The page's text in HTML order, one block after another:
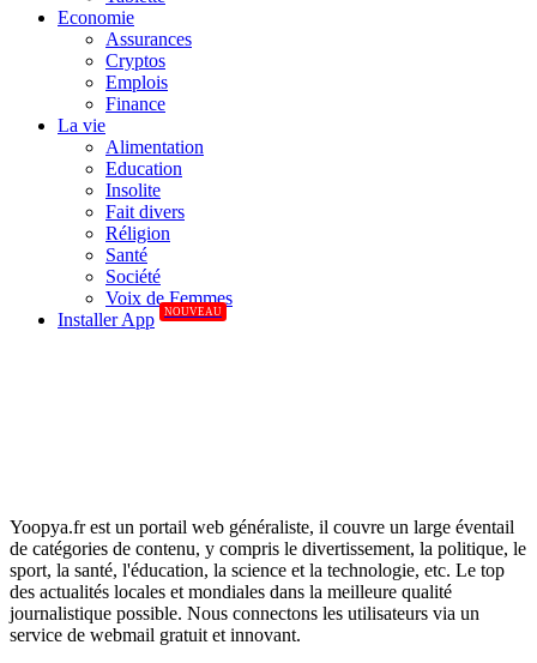
Economie
Assurances
Cryptos
Emplois
Finance
La vie
Alimentation
Education
Insolite
Fait divers
Réligion
Santé
Société
Voix de Femmes
Installer App
NOUVEAU
Yoopya.fr est un portail web généraliste, il couvre un large éventail
de catégories de contenu, y compris le divertissement, la politique, le
sport, la santé, l'éducation, la science et la technologie, etc. Le top
des actualités locales et mondiales dans la meilleure qualité
journalistique possible. Nous connectons les utilisateurs via un
service de webmail gratuit et innovant.